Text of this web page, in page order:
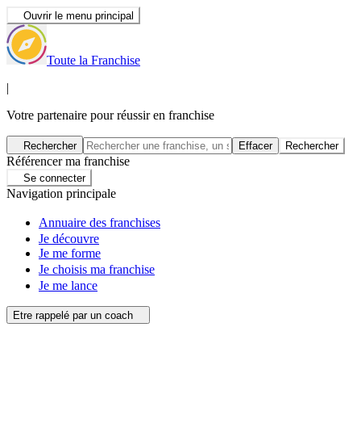
Ouvrir le menu principal
Toute la Franchise
|
Votre partenaire pour réussir en franchise
Rechercher Effacer Rechercher
Référencer ma franchise
Se connecter
Navigation principale
Annuaire des franchises
Je découvre
Je me forme
Je choisis ma franchise
Je me lance
Etre rappelé par un coach